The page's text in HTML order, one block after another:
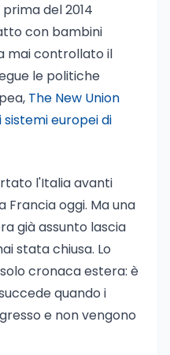
del 2014
con bambini
mai controllato il
le politiche
The New Union
europei di
l'Italia avanti
Francia oggi. Ma una
già assunto lascia
stata chiusa. Lo
cronaca estera: è
quando i
e non vengono